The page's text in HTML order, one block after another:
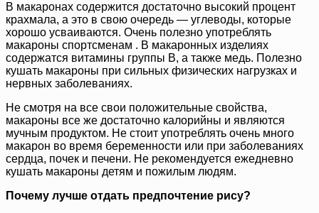
В макаронах содержится достаточно высокий процент
крахмала, а это в свою очередь — углеводы, которые
хорошо усваиваются. Очень полезно употреблять
макароны спортсменам . В макаронных изделиях
содержатся витамины группы В, а также медь. Полезно
кушать макароны при сильных физических нагрузках и
нервных заболеваниях.
Не смотря на все свои положительные свойства,
макароны все же достаточно калорийны и являются
мучным продуктом. Не стоит употреблять очень много
макарон во время беременности или при заболеваниях
сердца, почек и печени. Не рекомендуется ежедневно
кушать макароны детям и пожилым людям.
Почему лучше отдать предпочтение рису?